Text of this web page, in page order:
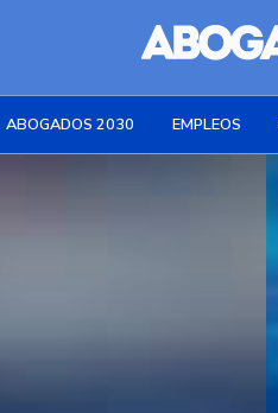
ABOGADOS 2030 EMPLEOS